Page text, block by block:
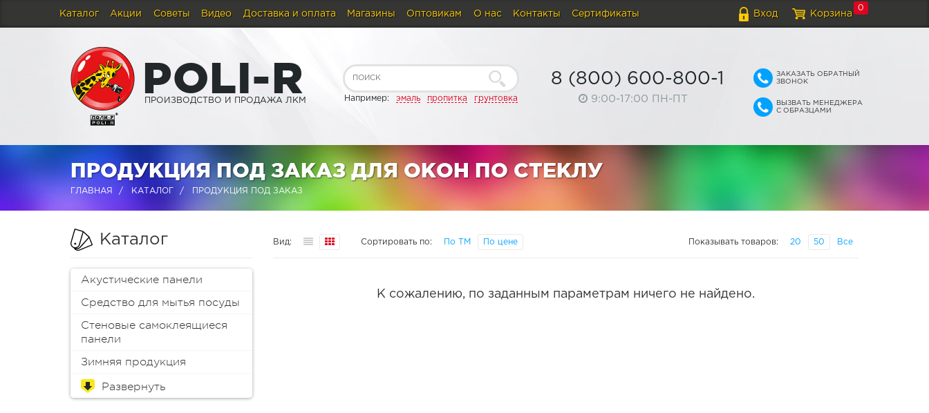
Вход Корзина
0
Каталог Акции Советы Видео Доставка и оплата Магазины Оптовикам О нас Контакты Сертификаты
POLI-R
ПРОИЗВОДСТВО И ПРОДАЖА ЛКМ Например: эмаль пропитка грунтовка
8 (800) 600-800-1
9:00-17:00 ПН-ПТ
ЗАКАЗАТЬ ОБРАТНЫЙ
ЗВОНОК
ВЫЗВАТЬ МЕНЕДЖЕРА
С ОБРАЗЦАМИ
ПРОДУКЦИЯ ПОД ЗАКАЗ ДЛЯ ОКОН ПО СТЕКЛУ
ГЛАВНАЯ КАТАЛОГ ПРОДУКЦИЯ ПОД ЗАКАЗ
Каталог
Акустические панели
Средство для мытья посуды
Стеновые самоклеящиеся
панели
Зимняя продукция
Обои
Краска для мебели
Краски
Эмали
Пропитки
Аэрозоли
Масло
Колеры (пигменты)
Лаки
Антиплесень
Грунтовки
Защитные составы
Герметики
Монтажная пена
Шпатлевки
Клеи
Мастика
Растворители и смывки
Материалы для
реставрации
Инструменты
Распродажа
Вид: Сортировать по: По ТМ По цене Показывать товаров: 20 50 Все
К сожалению, по заданным параметрам ничего не найдено.